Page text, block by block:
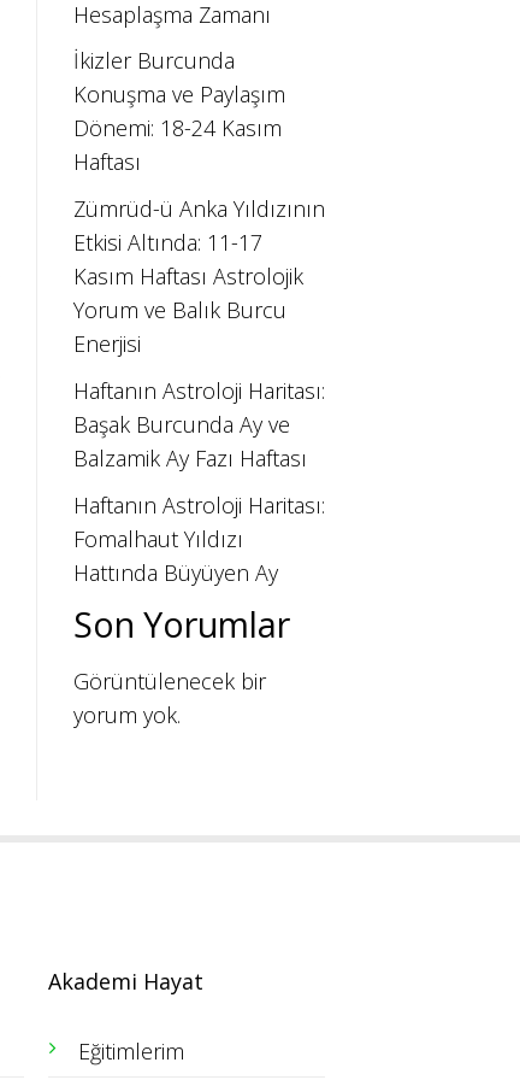
Hesaplaşma Zamanı
İkizler Burcunda
Konuşma ve Paylaşım
Dönemi: 18-24 Kasım
Haftası
Zümrüd-ü Anka Yıldızının
Etkisi Altında: 11-17
Kasım Haftası Astrolojik
Yorum ve Balık Burcu
Enerjisi
Haftanın Astroloji Haritası:
Başak Burcunda Ay ve
Balzamik Ay Fazı Haftası
Haftanın Astroloji Haritası:
Fomalhaut Yıldızı
Hattında Büyüyen Ay
Son Yorumlar
Görüntülenecek bir
yorum yok.
Akademi Hayat
Eğitimlerim